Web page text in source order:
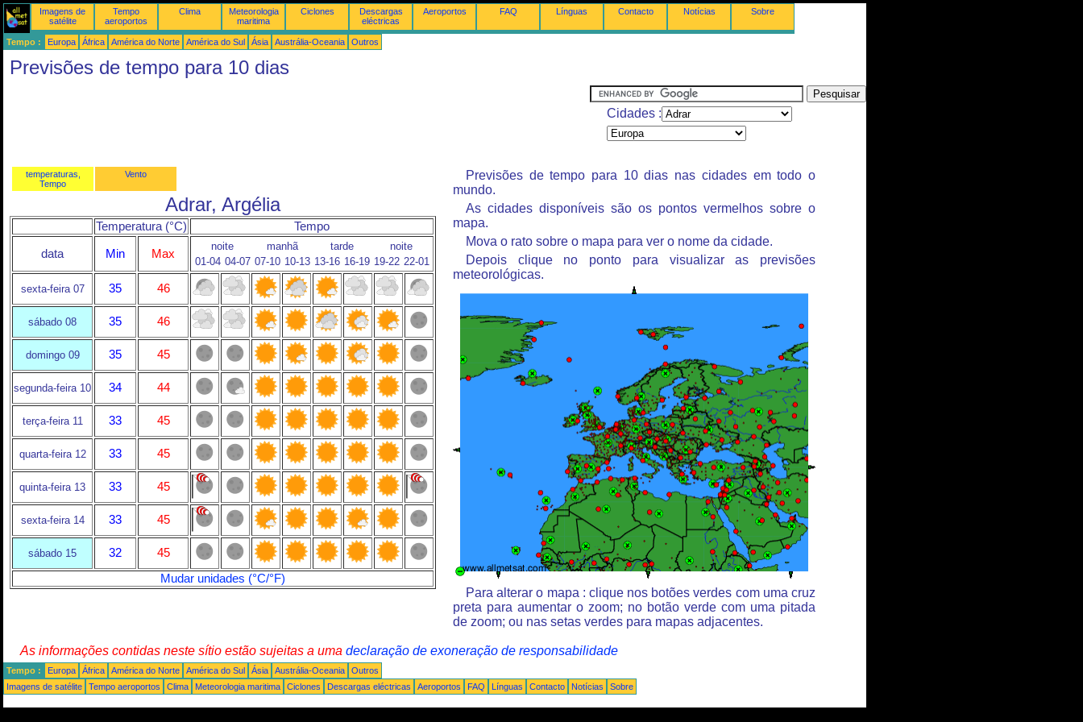
Imagens de
satélite
Tempo
aeroportos
Clima
Meteorologia
maritima
Ciclones
Descargas
eléctricas
Aeroportos FAQ Línguas Contacto Notícias Sobre
Tempo : Europa África América do Norte América do Sul Ásia Austrália-Oceania Outros
Previsões de tempo para 10 dias
Cidades :
temperaturas,
Tempo
Vento
Adrar, Argélia
Temperatura (°C) Tempo
data Min Max
noite manhã tarde
noite
01-04 04-07 07-10 10-13 13-16 16-19 19-22 22-01
sexta-feira 07 35 46
sábado 08 35 46
domingo 09 35 45
segunda-feira 10 34 44
terça-feira 11 33 45
quarta-feira 12 33 45
quinta-feira 13 33 45
sexta-feira 14 33 45
sábado 15 32
45
Mudar unidades (°C/°F)
Previsões de tempo para 10 dias nas cidades em todo o
mundo.
As cidades disponíveis são os pontos vermelhos sobre o
mapa.
Mova o rato sobre o mapa para ver o nome da cidade.
Depois clique no ponto para visualizar as previsões
meteorológicas.
Para alterar o mapa : clique nos botões verdes com uma cruz
preta para aumentar o zoom; no botão verde com uma pitada
de zoom; ou nas setas verdes para mapas adjacentes.
As informações contidas neste sítio estão sujeitas a uma declaração de exoneração de responsabilidade
Tempo : Europa África América do Norte América do Sul Ásia Austrália-Oceania
Outros
Imagens de satélite
Tempo aeroportos Clima Meteorologia maritima Ciclones Descargas eléctricas Aeroportos FAQ Línguas Contacto Notícias Sobre